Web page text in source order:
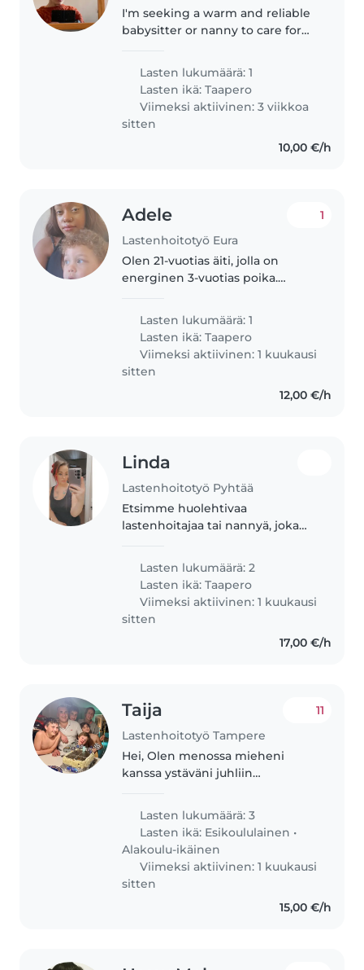
I'm seeking a warm and reliable
babysitter or nanny to care for
toddler in our home. I'd love
someone comfortable with
cooking and light chores. Our
little..
Lasten lukumäärä: 1
Lasten ikä:Taapero
Viimeksi aktiivinen: 3 viikkoa
sitten
10,00 €/h
Adele
Lastenhoitotyö Eura
1
Olen 21-vuotias äiti, jolla on
energinen 3-vuotias poika.
menoa varten
Lasten lukumäärä: 1
Lasten ikä:Taapero
Viimeksi aktiivinen: 1 kuukausi
sitten
12,00 €/h
Linda
Lastenhoitotyö Pyhtää
Etsimme huolehtivaa
lastenhoitajaa tai nannyä, joka
leikkisästä, hauskasta ja
älykkäästä lapsestamme.
Puhumme ruotsia ja suomea,
lapset ymmärtävät hieman
suomea..
Lasten lukumäärä: 2
Lasten ikä:Taapero
Viimeksi aktiivinen: 1 kuukausi
sitten
17,00 €/h
Taija
Lastenhoitotyö Tampere
11
Hei, Olen menossa mieheni
kanssa ystäväni juhliin
keskustasta ison Airbb asunnon.
Juhlat ovat vain 100 m asunnolta.
Emme ole..
Lasten lukumäärä: 3
Lasten ikä: Esikoululainen •
Alakoulu-ikäinen
Viimeksi aktiivinen: 1 kuukausi
sitten
15,00 €/h